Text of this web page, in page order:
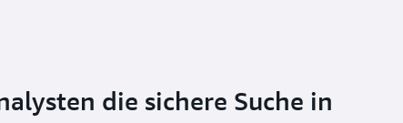
die sichere Suche in